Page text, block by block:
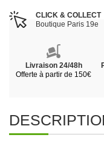
CLICK & COLLECT
Boutique Paris 19e
Livraison 24/48h
Offerte à partir de 150€